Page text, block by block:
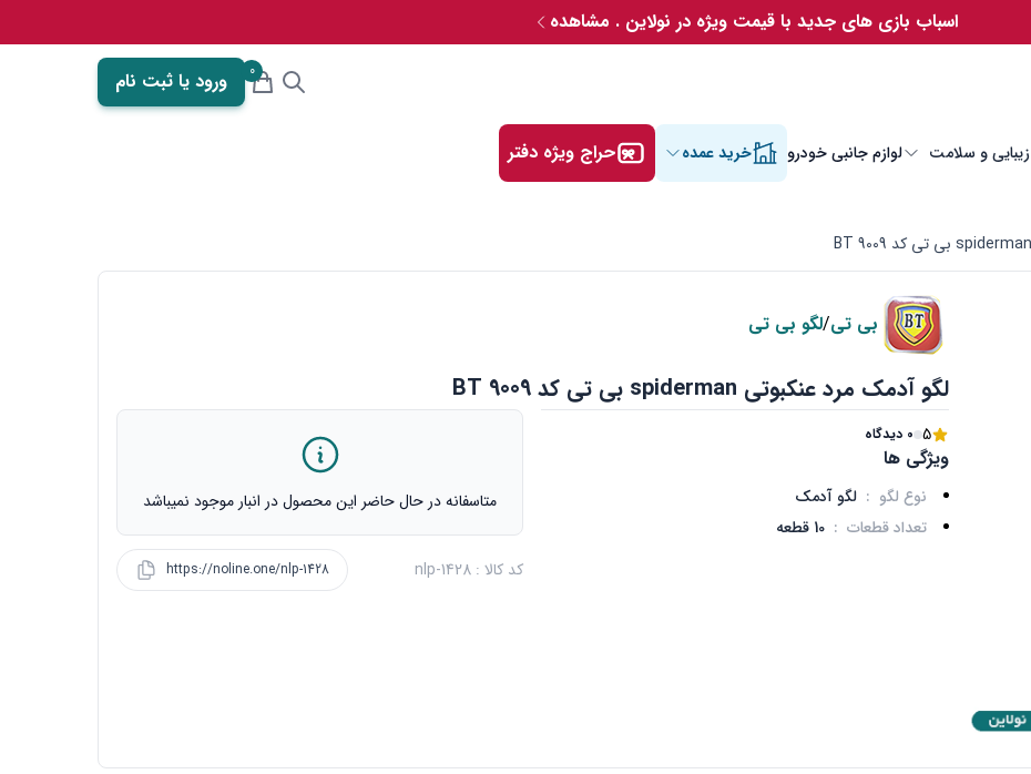
اسباب بازی های جدید با قیمت ویژه در نولاین . مشاهده
زیبایی و سلامت لوازم جانبی خودرو خرید عمده حراج ویژه دفتر
0 ورود یا ثبت نام
بی تی/لگو بی تی
لگو آدمک مرد عنکبوتی spiderman بی تی کد BT 9009
5 0 دیدگاه
ویژگی ها
نوع لگو : لگو آدمک
تعداد قطعات : 10 قطعه
متاسفانه در حال حاضر این محصول در انبار موجود نمیباشد
کد کالا : nlp-1428 https://noline.one/nlp-1428